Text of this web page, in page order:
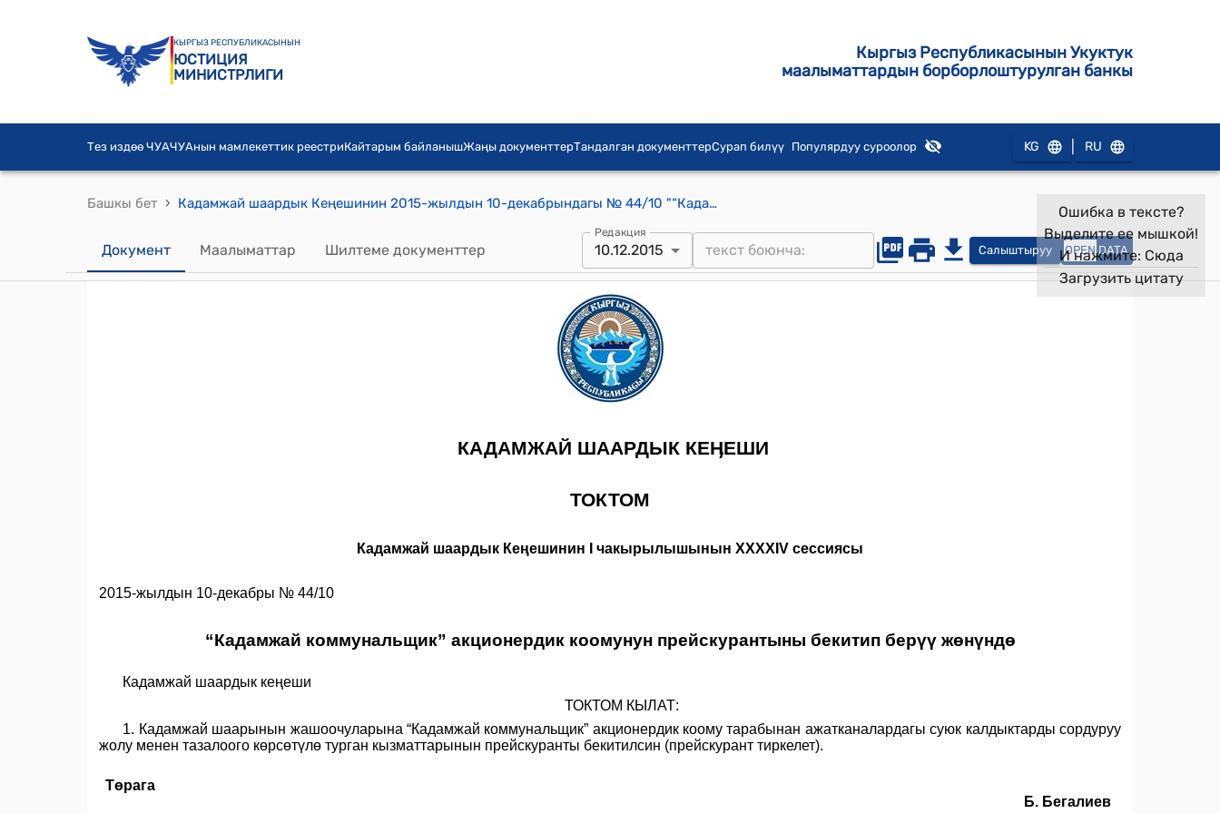
КЫРГЫЗ РЕСПУБЛИКАСЫНЫН
ЮСТИЦИЯ
МИНИСТРЛИГИ
Кыргыз Республикасынын Укуктук
маалыматтардын борборлоштурулган банкы
Тез издөө ЧУАЧУАнын мамлекеттик реестриКайтарым байланышЖаңы документтерТандалган документтерСурап билүү Популярдуу суроолор KG RU
Башкы бет › Кадамжай шаардык Кеңешинин 2015-жылдын 10-декабрындагы № 44/10 "“Кадамжай коммунальщик” акционердик коомунун прейскурантыны бекитип берүү жөнүндө" токтому
Документ Маалыматтар Шилтеме документтер
Редакция
10.12.2015 Салыштыруу OPEN DATA
Ошибка в тексте?
Выделите ее мышкой!
И нажмите: Сюда
Загрузить цитату